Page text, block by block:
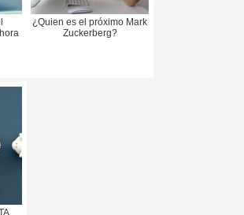
¿Quien es el próximo Mark
Zuckerberg?